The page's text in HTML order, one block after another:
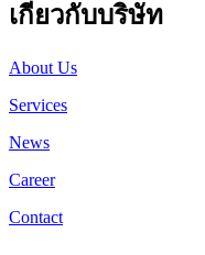
เกี่ยวกับบริษัท
About Us
Services
News
Career
Contact